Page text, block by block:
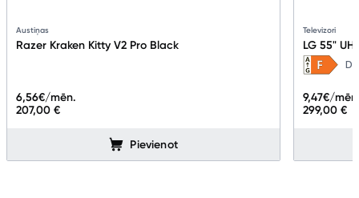
Austiņas
Razer Kraken Kitty V2 Pro Black
207,00 €
6,56€/mēn.
Pievienot
Televizori
LG 55"
299,00 €
9,47€/